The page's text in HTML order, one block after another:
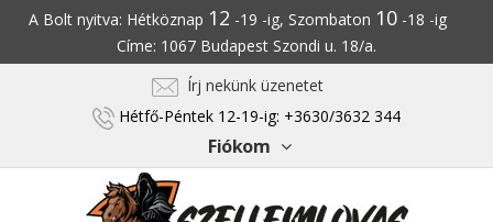
A Bolt nyitva: Hétköznap 12 -19 -ig, Szombaton 10-18 -ig
Címe: 1067 Budapest Szondi u. 18/a.
Írj nekünk üzenetet
Hétfő-Péntek 12-19-ig: +3630/3632 344
Fiókom